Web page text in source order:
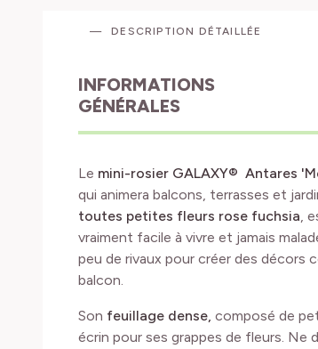
DESCRIPTION DÉTAILLÉE
INFORMATIONS
GÉNÉRALES
Le mini-rosier GALAXY® Antares
qui animera balcons, terrasses et
toutes petites fleurs rose fuchsia,
vraiment facile à vivre et jamais
peu de rivaux pour créer des décors
balcon.
Son feuillage dense, composé de
écrin pour ses grappes de fleurs. Ne